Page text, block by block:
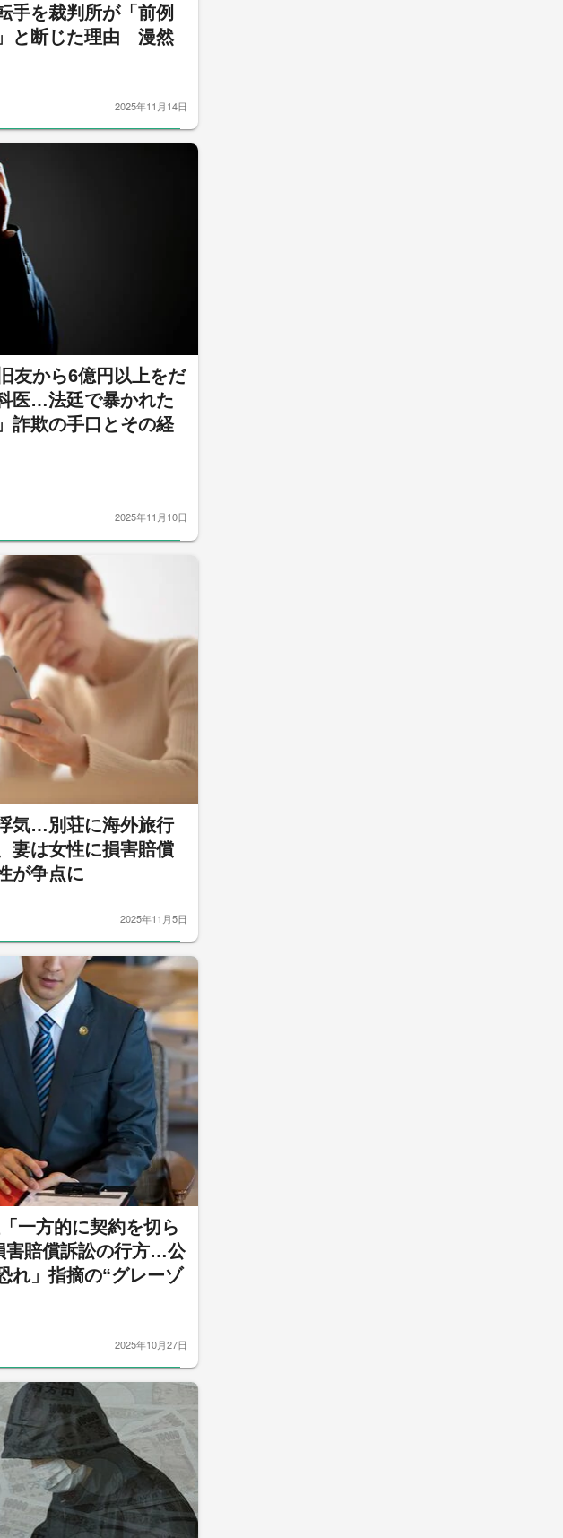
手を裁判所が「前例
と断じた理由 漫然
2025年11月14日
友から6億円以上をだ
医…法廷で暴かれた
詐欺の手口とその経
2025年11月10日
気…別荘に海外旅行
妻は女性に損害賠償
が争点に
2025年11月5日
一方的に契約を切ら
害賠償訴訟の行方…公
れ」指摘の“グレーゾ
2025年10月27日